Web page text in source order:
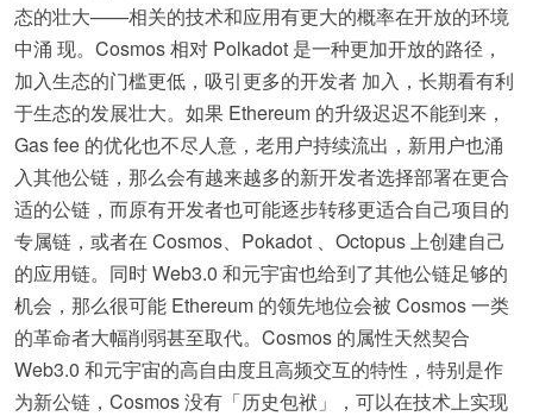
态的壮大——相关的技术和应用有更大的概率在开放的环境
中涌 现。Cosmos 相对 Polkadot 是一种更加开放的路径，
加入生态的门槛更低，吸引更多的开发者 加入，长期看有利
于生态的发展壮大。如果 Ethereum 的升级迟迟不能到来，
Gas fee 的优化也不尽人意，老用户持续流出，新用户也涌
入其他公链，那么会有越来越多的新开发者选择部署在更合
适的公链，而原有开发者也可能逐步转移更适合自己项目的
专属链，或者在 Cosmos、Pokadot 、Octopus 上创建自己
的应用链。同时 Web3.0 和元宇宙也给到了其他公链足够的
机会，那么很可能 Ethereum 的领先地位会被 Cosmos 一类
的革命者大幅削弱甚至取代。Cosmos 的属性天然契合
Web3.0 和元宇宙的高自由度且高频交互的特性，特别是作
为新公链，Cosmos 没有「历史包袱」，可以在技术上实现